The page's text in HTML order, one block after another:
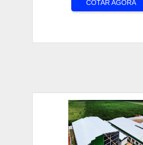
COTAR AGORA